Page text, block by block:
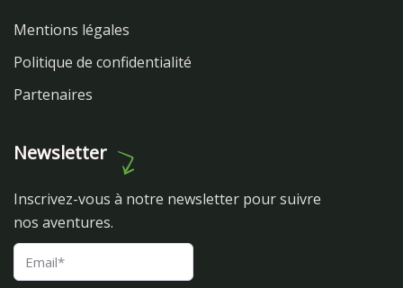
Mentions légales
Politique de confidentialité
Partenaires
Newsletter
Inscrivez-vous à notre newsletter pour suivre
nos aventures.